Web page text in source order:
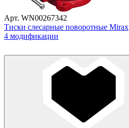
Арт. WN00267342
Тиски слесарные поворотные Mirax
4 модификации